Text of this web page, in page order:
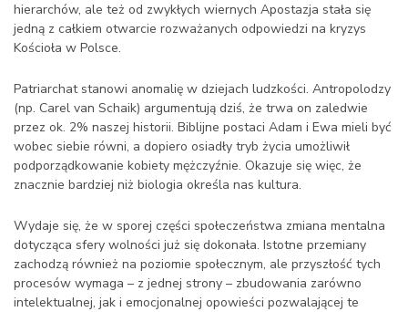
hierarchów, ale też od zwykłych wiernych Apostazja stała się
jedną z całkiem otwarcie rozważanych odpowiedzi na kryzys
Kościoła w Polsce.
Patriarchat stanowi anomalię w dziejach ludzkości. Antropolodzy
(np. Carel van Schaik) argumentują dziś, że trwa on zaledwie
przez ok. 2% naszej historii. Biblijne postaci Adam i Ewa mieli być
wobec siebie równi, a dopiero osiadły tryb życia umożliwił
podporządkowanie kobiety mężczyźnie. Okazuje się więc, że
znacznie bardziej niż biologia określa nas kultura.
Wydaje się, że w sporej części społeczeństwa zmiana mentalna
dotycząca sfery wolności już się dokonała. Istotne przemiany
zachodzą również na poziomie społecznym, ale przyszłość tych
procesów wymaga – z jednej strony – zbudowania zarówno
intelektualnej, jak i emocjonalnej opowieści pozwalającej te